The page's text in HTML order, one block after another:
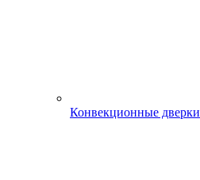
Конвекционные дверки